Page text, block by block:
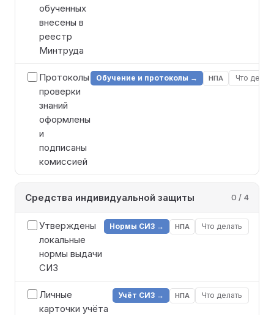
обученных
внесены в
реестр
Минтруда
Протоколы
проверки
знаний
оформлены
и
подписаны
комиссией
Обучение и протоколы → НПА Что
Средства индивидуальной защиты 0 / 4
Утверждены
локальные
нормы выдачи
СИЗ
Нормы СИЗ → НПА Что делать
Личные
карточки учёта
Учёт СИЗ → НПА Что делать